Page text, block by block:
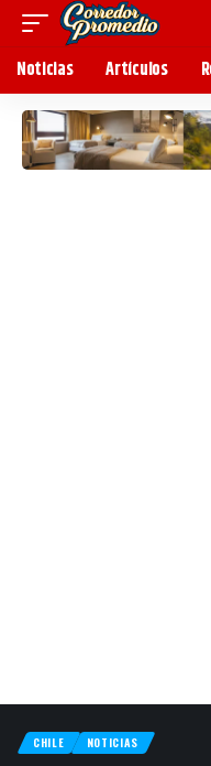
Noticias Artículos
CHILE NOTICIAS